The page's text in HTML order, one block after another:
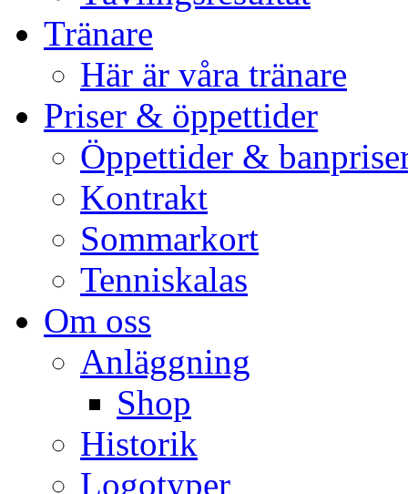
Tränare
Här är våra tränare
Priser & öppettider
Öppettider &
Kontrakt
Sommarkort
Tenniskalas
Om oss
Anläggning
Shop
Historik
Logotyper